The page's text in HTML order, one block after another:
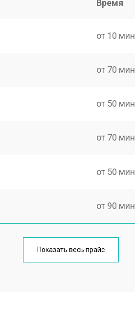
Время
от 10 мин
от 70 мин
от 50 мин
от 70 мин
от 50 мин
от 90 мин
от 50 мин
Показать весь прайс